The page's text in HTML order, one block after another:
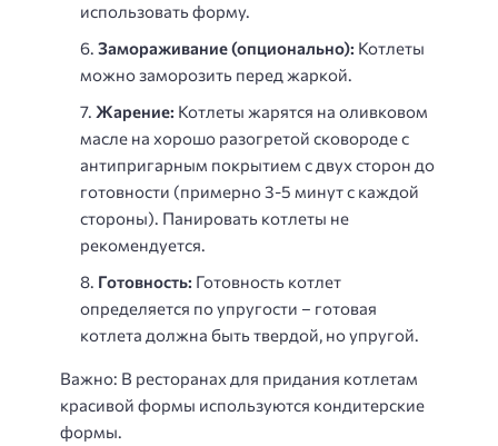
использовать форму.
Замораживание (опционально): Котлеты
можно заморозить перед жаркой.
Жарение: Котлеты жарятся на оливковом
масле на хорошо разогретой сковороде с
антипригарным покрытием с двух сторон до
готовности (примерно 3-5 минут с каждой
стороны). Панировать котлеты не
рекомендуется.
Готовность: Готовность котлет
определяется по упругости – готовая
котлета должна быть твердой, но упругой.
Важно: В ресторанах для придания котлетам
красивой формы используются кондитерские
формы.